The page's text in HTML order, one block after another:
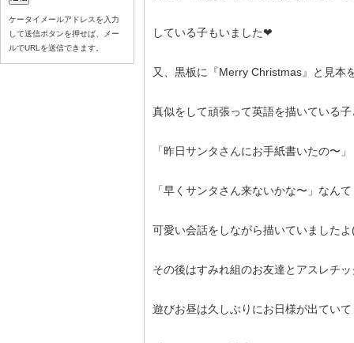
している子もいました❤︎
又、黒板に『Merry Christmas』と見本
真似をして頑張って英語を描いている
「昨日サンタさんにお手紙書いたの〜」
「早くサンタさん来ないかな〜」なんて
可愛い会話をしながら描いていました
その後はすみれ組のお友達とアスレチッ
遊びお昼は久しぶりにお日様が出ていて
ケータイメールアドレスを入力
して送信ボタンを押せば、メー
ルでURLを送信できます。